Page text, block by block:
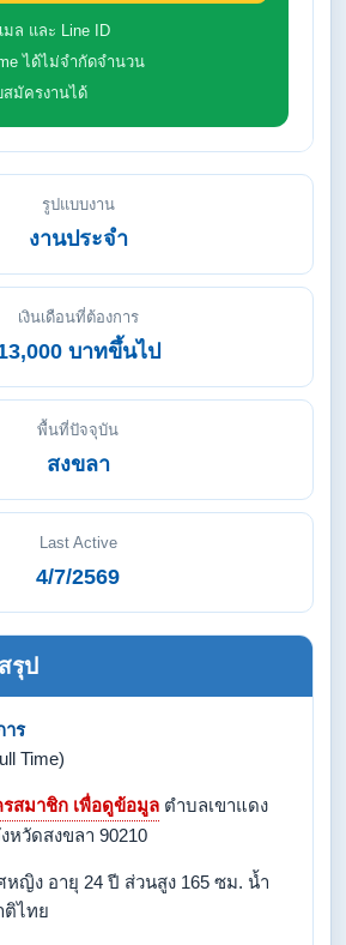
มล และ Line ID
ได้ไม่จำกัดจำนวน
สมัครงานได้
รูปแบบงาน
งานประจำ
เงินเดือนที่ต้องการ
บาทขึ้นไป
พื้นที่ปัจจุบัน
สงขลา
Last Active
4/7/2569
รุป
าร
Time)
สมาชิก เพื่อดูข้อมูล ตำบลเขาแดง
หวัดสงขลา 90210
หญิง อายุ 24 ปี ส่วนสูง 165 ซม. น้ำ
ติไทย